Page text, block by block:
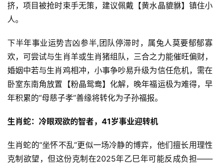
挤，项目被抢时束手无策，建议佩戴【黄水晶貔貅】镇住小
人。
下半年事业运势吉凶参半,团队停滞时，属兔人莫要郁郁寡
欢，可尝试与生肖羊或生肖猪组队，三合之力能催旺偏财，
婚姻中若与生肖鸡相冲，小事争吵易升级为信任危机，需在
卧室东南角放置【粉晶鸳鸯】化解，晚年福运极为难得，早
年积累的“母慈子孝”善缘将转化为子孙福报。
生肖蛇：冷眼观欲的智者，41岁事业迎转机
生肖蛇的“坐怀不乱”更似一场冷静的博弈，他们擅长用理性
克制欲望，但这份克制在2025年乙巳年可能反成负担——